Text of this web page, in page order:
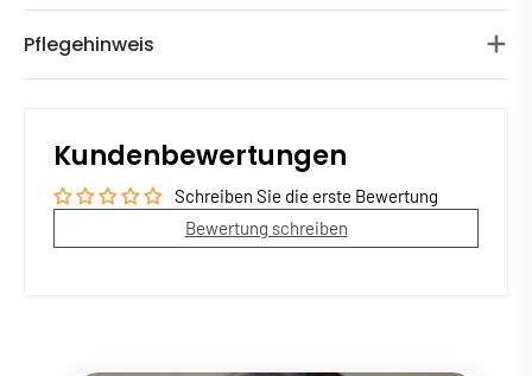
Pflegehinweis
Kundenbewertungen
Schreiben Sie die erste Bewertung
Bewertung schreiben